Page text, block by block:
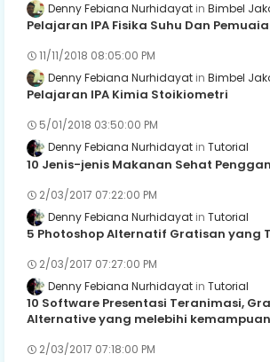
Denny Febiana Nurhidayat Bimbel
Pelajaran IPA Fisika Suhu Dan
11/11/2018 08:05:00 PM
Denny Febiana Nurhidayat Bimbel
Pelajaran IPA Kimia Stoikiometri
5/01/2018 03:50:00 PM
Denny Febiana Nurhidayat Tutorial
10 Jenis-jenis Makanan Sehat
2/03/2017 07:22:00 PM
Denny Febiana Nurhidayat Tutorial
5 Photoshop Alternatif Gratisan yang
2/03/2017 07:27:00 PM
Denny Febiana Nurhidayat Tutorial
10 Software Presentasi Teranimasi,
Alternative yang melebihi
2/03/2017 07:18:00 PM